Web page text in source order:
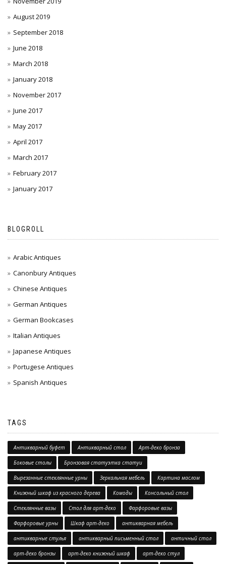
August 2019
September 2018
June 2018
March 2018
January 2018
November 2017
June 2017
May 2017
April 2017
March 2017
February 2017
January 2017
BLOGROLL
Arabic Antiques
Canonbury Antiques
Chinese Antiques
German Antiques
German Bookcases
Italian Antiques
Japanese Antiques
Portugese Antiques
Spanish Antiques
TAGS
Антикварный буфет Антикварный стол Арт-деко бронза
Боковые столы Бронзовая статуэтка статуи
Вырезанные стеклянные урны Зеркальная мебель Картина маслом
Книжный шкаф из красного дерева Комоды Консольный стол
Стеклянные вазы Стол для арт-деко Фарфоровые вазы
Фарфоровые урны Шкаф арт-деко антикварная мебель
антикварные стулья антикварный письменный стол античный стол
арт-деко бронзы арт-деко книжный шкаф арт-деко стул